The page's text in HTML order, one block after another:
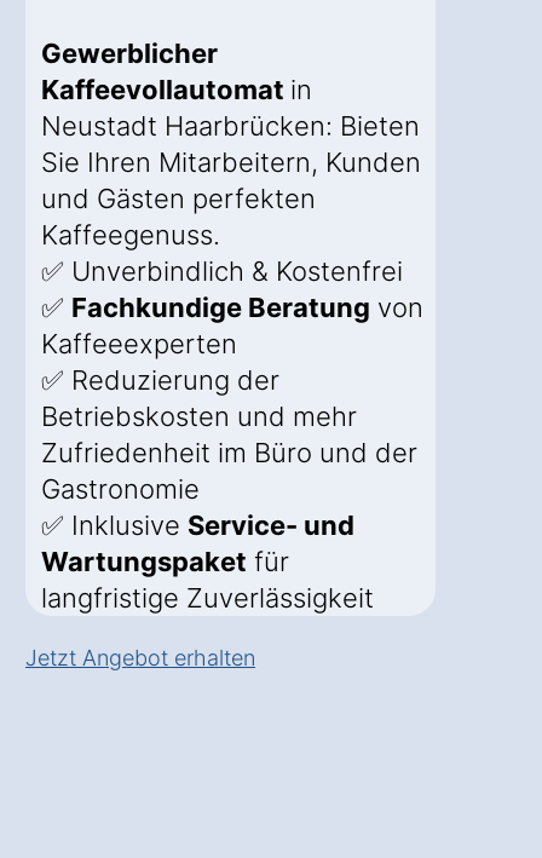
Gewerblicher
Kaffeevollautomat in
Neustadt Haarbrücken: Bieten
Sie Ihren Mitarbeitern, Kunden
und Gästen perfekten
Kaffeegenuss.
✅ Unverbindlich & Kostenfrei
✅ Fachkundige Beratung von
Kaffeeexperten
✅ Reduzierung der
Betriebskosten und mehr
Zufriedenheit im Büro und der
Gastronomie
✅ Inklusive Service- und
Wartungspaket für
langfristige Zuverlässigkeit
Jetzt Angebot erhalten